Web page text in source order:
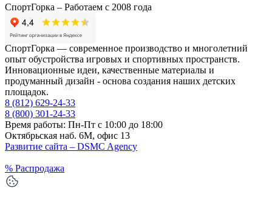
СпортГорка – Работаем с 2008 года
СпортГорка — современное производство и многолетний
опыт обустройства игровых и спортивных пространств.
Инновационные идеи, качественные материалы и
продуманный дизайн - основа создания наших детских
площадок.
8 (812) 629-24-33
8 (800) 301-24-33
Время работы: Пн-Пт с 10:00 до 18:00
Октябрьская наб. 6М, офис 13
Развитие сайта – DSMC Agency
% Распродажа